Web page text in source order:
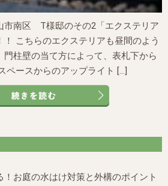
市南区 T様邸のその2「エクステリア
こちらのエクステリアも昼間のよう
柱壁の当て方によって、表札下から
ペースからのアップライト […]
お庭の水はけ対策と外構のポイント